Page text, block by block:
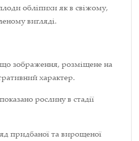
обліпихи як в свіжому,
вигляді.
що зображення, розміщене на
характер.
рослину в стадії
придбаної та вирощеної